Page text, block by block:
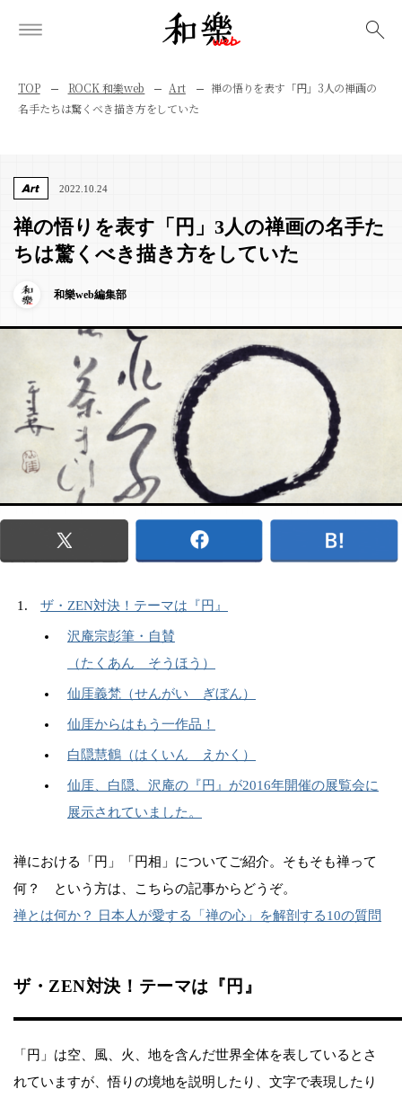
TOP ROCK 和樂web Art
禅の悟りを表す「円」3人の禅画の
名手たちは驚くべき描き方をしていた
Art 2022.10.24
禅の悟りを表す「円」3人の禅画の名手た
ちは驚くべき描き方をしていた
和樂web編集部
ザ・ZEN対決！テーマは『円』
沢庵宗彭筆・自賛
（たくあん そうほう）
仙厓義梵（せんがい ぎぼん）
仙厓からはもう一作品！
白隠慧鶴（はくいん えかく）
仙厓、白隠、沢庵の『円』が2016年開催の展覧会に
展示されていました。
禅における「円」「円相」についてご紹介。そもそも禅って
何？ という方は、こちらの記事からどうぞ。
禅とは何か？ 日本人が愛する「禅の心」を解剖する10の質問
ザ・ZEN対決！テーマは『円』
「円」は空、風、火、地を含んだ世界全体を表しているとさ
れていますが、悟りの境地を説明したり、文字で表現したり